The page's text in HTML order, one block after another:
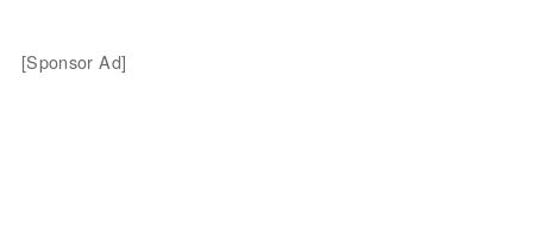
[Sponsor Ad]